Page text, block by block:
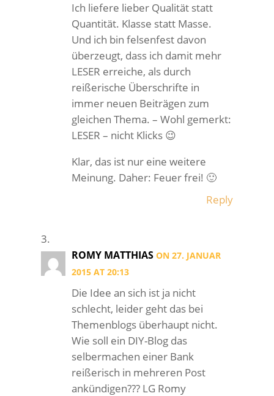
Ich liefere lieber Qualität statt
Quantität. Klasse statt Masse.
Und ich bin felsenfest davon
überzeugt, dass ich damit mehr
LESER erreiche, als durch
reißerische Überschrifte in
immer neuen Beiträgen zum
gleichen Thema. – Wohl gemerkt:
LESER – nicht Klicks 😉
Klar, das ist nur eine weitere
Meinung. Daher: Feuer frei! 🙂
Reply
ROMY MATTHIAS ON 27. JANUAR
2015 AT 20:13
Die Idee an sich ist ja nicht
schlecht, leider geht das bei
Themenblogs überhaupt nicht.
Wie soll ein DIY-Blog das
selbermachen einer Bank
reißerisch in mehreren Post
ankündigen??? LG Romy